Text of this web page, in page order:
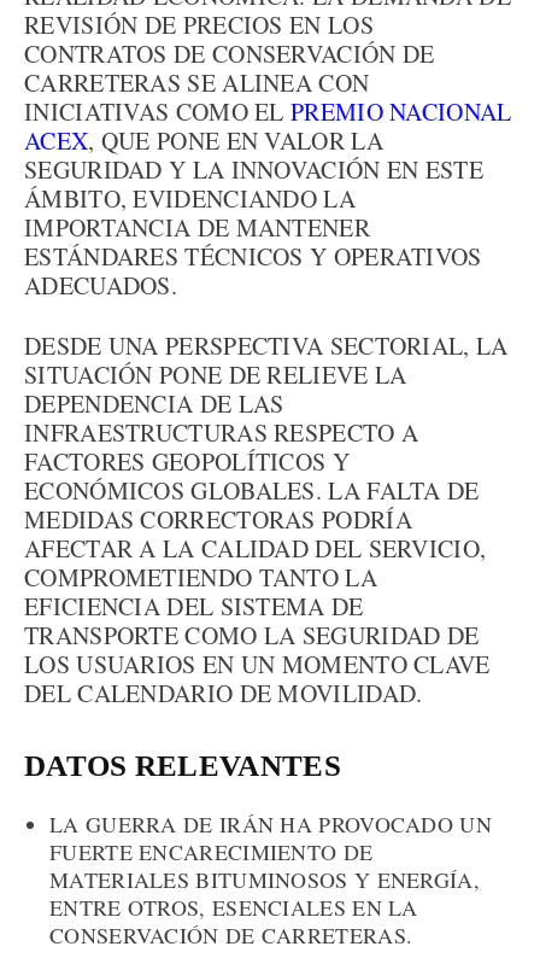
REVISIÓN DE PRECIOS EN LOS
CONTRATOS DE CONSERVACIÓN DE
CARRETERAS SE ALINEA CON
INICIATIVAS COMO ELPREMIO NACIONAL
ACEX, QUE PONE EN VALOR LA
SEGURIDAD Y LA INNOVACIÓN EN ESTE
ÁMBITO, EVIDENCIANDO LA
IMPORTANCIA DE MANTENER
ESTÁNDARES TÉCNICOS Y OPERATIVOS
ADECUADOS.
DESDE UNA PERSPECTIVA SECTORIAL, LA
SITUACIÓN PONE DE RELIEVE LA
DEPENDENCIA DE LAS
INFRAESTRUCTURAS RESPECTO A
FACTORES GEOPOLÍTICOS Y
ECONÓMICOS GLOBALES. LA FALTA DE
MEDIDAS CORRECTORAS PODRÍA
AFECTAR A LA CALIDAD DEL SERVICIO,
COMPROMETIENDO TANTO LA
EFICIENCIA DEL SISTEMA DE
TRANSPORTE COMO LA SEGURIDAD DE
LOS USUARIOS EN UN MOMENTO CLAVE
DEL CALENDARIO DE MOVILIDAD.
DATOS RELEVANTES
LA GUERRA DE IRÁN HA PROVOCADO UN
FUERTE ENCARECIMIENTO DE
MATERIALES BITUMINOSOS Y ENERGÍA,
ENTRE OTROS, ESENCIALES EN LA
CONSERVACIÓN DE CARRETERAS.